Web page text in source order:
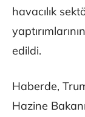
havacılık
edildi.
Haberde,
Hazine